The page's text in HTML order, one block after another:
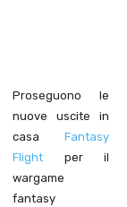
Proseguono le
nuove uscite in
casa Fantasy
Flight per il
wargame
fantasy